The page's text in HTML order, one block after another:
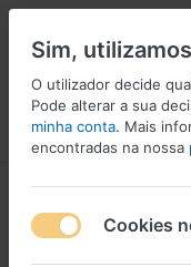
Menu Iniciar sessão
Sim,
O utilizador decide
Pode alterar a sua
minha conta. Mais
encontradas na nossa
Cookies